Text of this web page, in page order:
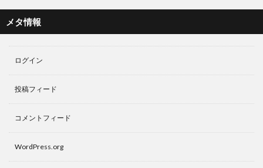
メタ情報
ログイン
投稿フィード
コメントフィード
WordPress.org